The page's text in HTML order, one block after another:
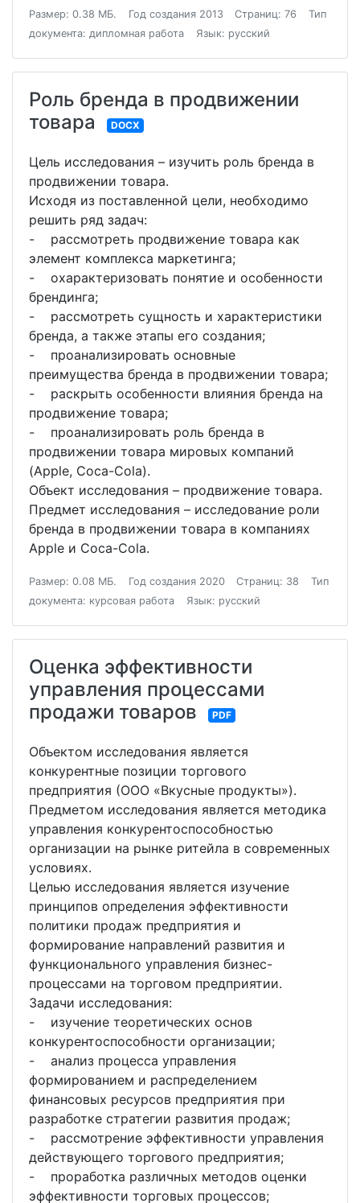
Размер: 0.38 МБ. Год создания 2013 Страниц: 76
Тип
документа: дипломная работа
Язык: русский
Роль бренда в продвижении
товара
DOCX
Цель исследования – изучить роль бренда в
продвижении товара.
Исходя из поставленной цели, необходимо
решить ряд задач:
- рассмотреть продвижение товара как
элемент комплекса маркетинга;
- охарактеризовать понятие и особенности
брендинга;
- рассмотреть сущность и характеристики
бренда, а также этапы его создания;
- проанализировать основные
преимущества бренда в продвижении товара;
- раскрыть особенности влияния бренда на
продвижение товара;
- проанализировать роль бренда в
продвижении товара мировых компаний
(Apple, Coca-Cola).
Объект исследования – продвижение товара.
Предмет исследования – исследование роли
бренда в продвижении товара в компаниях
Apple и Coca-Cola.
Размер: 0.08 МБ. Год создания 2020 Страниц: 38
Тип
документа: курсовая работа
Язык: русский
Оценка эффективности
управления процессами
продажи товаров
PDF
Объектом исследования является
конкурентные позиции торгового
предприятия (ООО «Вкусные продукты»).
Предметом исследования является методика
управления конкурентоспособностью
организации на рынке ритейла в современных
условиях.
Целью исследования является изучение
принципов определения эффективности
политики продаж предприятия и
формирование направлений развития и
функционального управления бизнес-
процессами на торговом предприятии.
Задачи исследования:
- изучение теоретических основ
конкурентоспособности организации;
- анализ процесса управления
формированием и распределением
финансовых ресурсов предприятия при
разработке стратегии развития продаж;
- рассмотрение эффективности управления
действующего торгового предприятия;
- проработка различных методов оценки
эффективности торговых процессов;